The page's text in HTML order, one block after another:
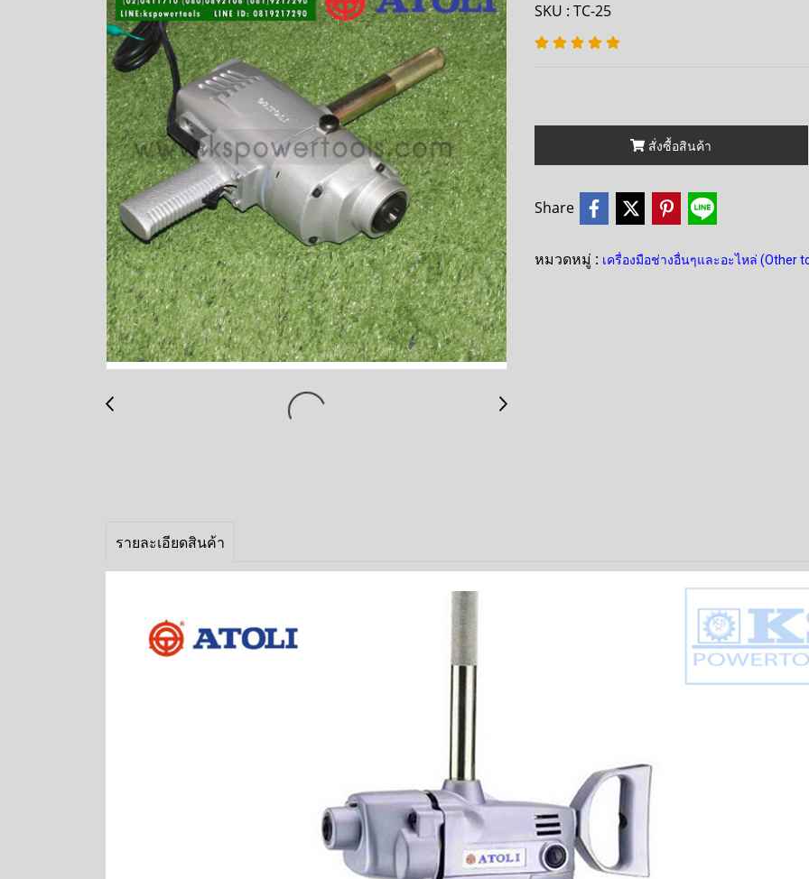
SKU : TC-25
สั่งซื้อสินค้า
Share
หมวดหมู่ : เครื่องมือช่างอื่นๆและอะไหล่ (Other
รายละเอียดสินค้า